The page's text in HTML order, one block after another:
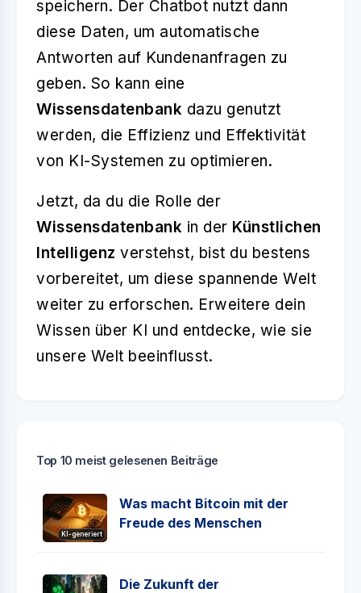
speichern. Der Chatbot nutzt dann
diese Daten, um automatische
Antworten auf Kundenanfragen zu
geben. So kann eine
Wissensdatenbank dazu genutzt
werden, die Effizienz und Effektivität
von KI-Systemen zu optimieren.
Jetzt, da du die Rolle der
Wissensdatenbank in der Künstlichen
Intelligenz verstehst, bist du bestens
vorbereitet, um diese spannende Welt
weiter zu erforschen. Erweitere dein
Wissen über KI und entdecke, wie sie
unsere Welt beeinflusst.
Top 10 meist gelesenen Beiträge
KI-generiert
Was macht Bitcoin mit der
Freude des Menschen
Die Zukunft der